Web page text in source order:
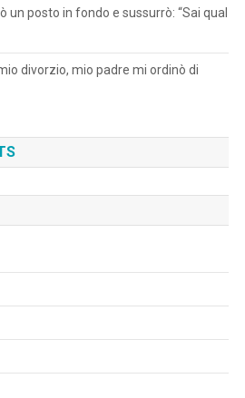
un posto in fondo e sussurrò: “Sai qual
divorzio, mio padre mi ordinò di